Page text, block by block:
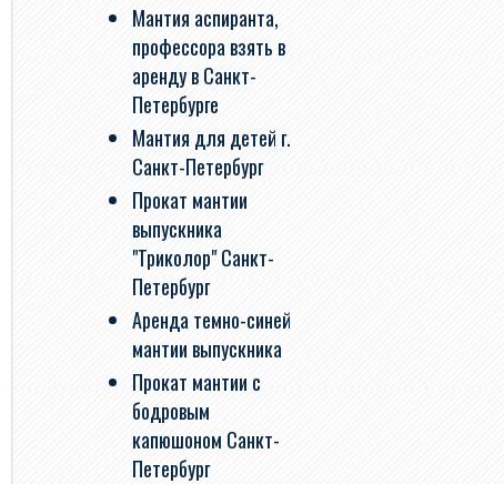
Мантия аспиранта,
профессора взять в
аренду в Санкт-
Петербурге
Мантия для детей г.
Санкт-Петербург
Прокат мантии
выпускника
"Триколор" Санкт-
Петербург
Аренда темно-синей
мантии выпускника
Прокат мантии с
бодровым
капюшоном Санкт-
Петербург